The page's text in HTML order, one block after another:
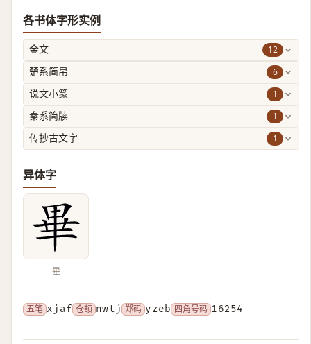
各书体字形实例
金文 12
楚系简帛 6
说文小篆 1
秦系简牍 1
传抄古文字 1
异体字
畢
五笔 xjaf 仓颉 nwtj 郑码 yzeb 四角号码 16254